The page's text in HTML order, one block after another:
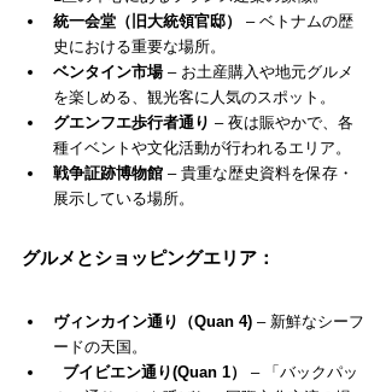
統一会堂（旧大統領官邸）
– ベトナムの歴
史における重要な場所。
ベンタイン市場 – お土産購入や地元グルメ
を楽しめる、観光客に人気のスポット。
グエンフエ歩行者通り – 夜は賑やかで、各
種イベントや文化活動が行われるエリア。
戦争証跡博物館 – 貴重な歴史資料を保存・
展示している場所。
グルメとショッピングエリア：
ヴィンカイン通り（Quan 4) – 新鮮なシーフ
ードの天国。
ブイビエン通り(Quan 1）
– 「バックパッ